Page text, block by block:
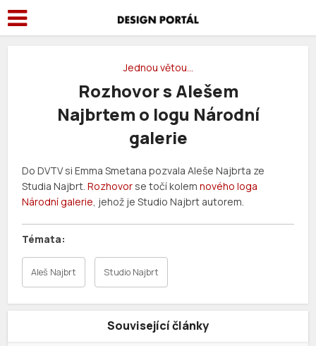
Jednou větou…
Rozhovor s Alešem
Najbrtem o logu Národní
galerie
Do DVTV si Emma Smetana pozvala Aleše Najbrta ze
Studia Najbrt.Rozhovor se točí kolemnového loga
Národní galerie, jehož je Studio Najbrt autorem.
Aleš Najbrt Studio Najbrt
Související články